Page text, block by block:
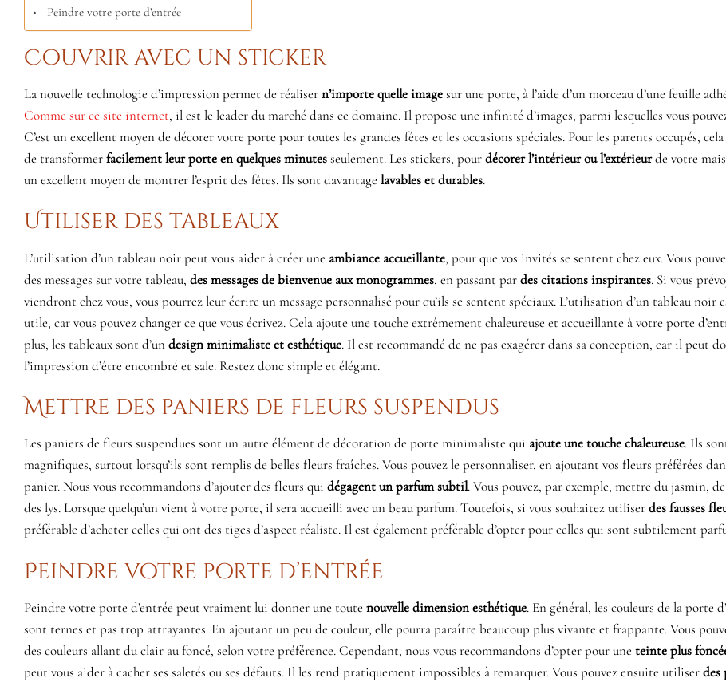
Peindre votre porte d’entrée
Couvrir avec un sticker
La nouvelle technologie d’impression permet de réalisern’importe quelle imagesur une porte, à l’aide d’un morceau d’une feuille
Comme sur ce site internet, il est le leader du marché dans ce domaine. Il propose une infinité d’images, parmi lesquelles vous
C’est un excellent moyen de décorer votre porte pour toutes les grandes fêtes et les occasions spéciales. Pour les parents occupés,
de transformerfacilement leur porte en quelques minutesseulement. Les stickers, pourdécorer l’intérieur ou l’extérieurde votre
un excellent moyen de montrer l’esprit des fêtes. Ils sont davantage lavables et durables.
Utiliser des tableaux
L’utilisation d’un tableau noir peut vous aider à créer une ambiance accueillante, pour que vos invités se sentent chez eux. Vous
des messages sur votre tableau, des messages de bienvenue aux monogrammes, en passant pardes citations inspirantes. Si vous
viendront chez vous, vous pourrez leur écrire un message personnalisé pour qu’ils se sentent spéciaux. L’utilisation d’un tableau noir
utile, car vous pouvez changer ce que vous écrivez. Cela ajoute une touche extrêmement chaleureuse et accueillante à votre porte
plus, les tableaux sont d’un design minimaliste et esthétique. Il est recommandé de ne pas exagérer dans sa conception, car il peut
l’impression d’être encombré et sale. Restez donc simple et élégant.
Mettre des paniers de fleurs suspendus
Les paniers de fleurs suspendues sont un autre élément de décoration de porte minimaliste qui ajoute une touche chaleureuse. Ils
magnifiques, surtout lorsqu’ils sont remplis de belles fleurs fraîches. Vous pouvez le personnaliser, en ajoutant vos fleurs préférées
panier. Nous vous recommandons d’ajouter des fleurs qui dégagent un parfum subtil. Vous pouvez, par exemple, mettre du jasmin,
des lys. Lorsque quelqu’un vient à votre porte, il sera accueilli avec un beau parfum. Toutefois, si vous souhaitez utiliserdes fausses
préférable d’acheter celles qui ont des tiges d’aspect réaliste. Il est également préférable d’opter pour celles qui sont subtilement
Peindre votre porte d’entrée
Peindre votre porte d’entrée peut vraiment lui donner une toute nouvelle dimension esthétique. En général, les couleurs de la porte
sont ternes et pas trop attrayantes. En ajoutant un peu de couleur, elle pourra paraître beaucoup plus vivante et frappante. Vous
des couleurs allant du clair au foncé, selon votre préférence. Cependant, nous vous recommandons d’opter pour une teinte plus
peut vous aider à cacher ses saletés ou ses défauts. Il les rend pratiquement impossibles à remarquer. Vous pouvez ensuite utiliserdes